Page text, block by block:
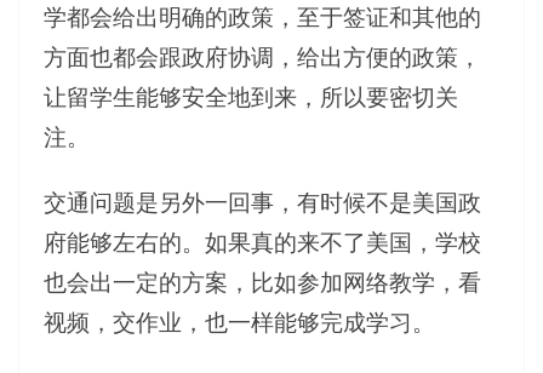
学都会给出明确的政策，至于签证和其他的
方面也都会跟政府协调，给出方便的政策，
让留学生能够安全地到来，所以要密切关
注。
交通问题是另外一回事，有时候不是美国政
府能够左右的。如果真的来不了美国，学校
也会出一定的方案，比如参加网络教学，看
视频，交作业，也一样能够完成学习。